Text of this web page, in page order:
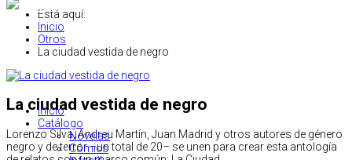
Inicio
Catálogo
Novelas
Cómics
Está aquí:
Inicio
Otros
La ciudad vestida de negro
La ciudad vestida de negro
Lorenzo Silva, Andreu Martín, Juan Madrid y otros autores de género
negro y de terror –un total de 20– se unen para crear esta antología